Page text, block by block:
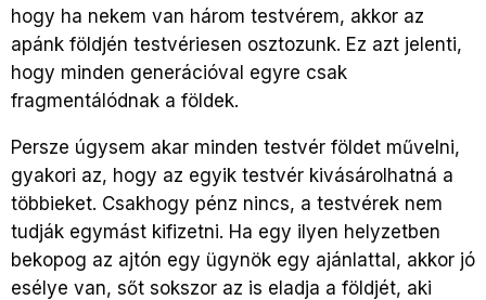
hogy ha nekem van három testvérem, akkor az
apánk földjén testvériesen osztozunk. Ez azt jelenti,
hogy minden generációval egyre csak
fragmentálódnak a földek.
Persze úgysem akar minden testvér földet művelni,
gyakori az, hogy az egyik testvér kivásárolhatná a
többieket. Csakhogy pénz nincs, a testvérek nem
tudják egymást kifizetni. Ha egy ilyen helyzetben
bekopog az ajtón egy ügynök egy ajánlattal, akkor jó
esélye van, sőt sokszor az is eladja a földjét, aki